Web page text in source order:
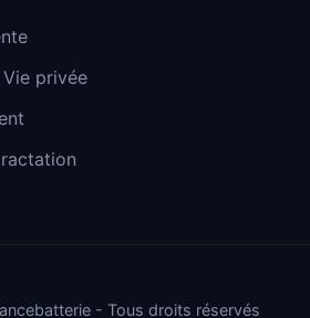
privée
- Tous droits réservés